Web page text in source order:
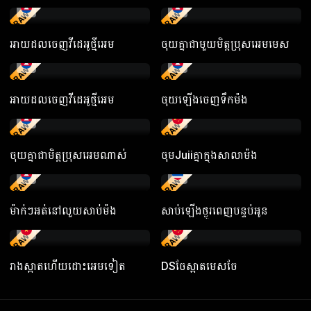
RAW
អាយដលចេញវីដេអូថ្មីអេម
RAW
ចុយគ្នាជាមួយមិត្តប្រុសអេមមេស
RAW
អាយដលចេញវីដេអូថ្មីអេម
RAW
ចុយឡើងចេញទឹកម៉ង
RAW
ចុយគ្នាជាមិត្តប្រុសអេមណាស់
RAW
ចុមJuiiគ្នាក្នុងសាលាម៉ង
RAW
ម៉ាក់ៗអត់នៅលួយសាប់ម៉ង
RAW
សាប់ឡើងថ្ងូរពេញបន្ទប់អូន
RAW
រាងស្អាតហើយដោះអេមទៀត
RAW
DSចែស្អាតមេសចែ